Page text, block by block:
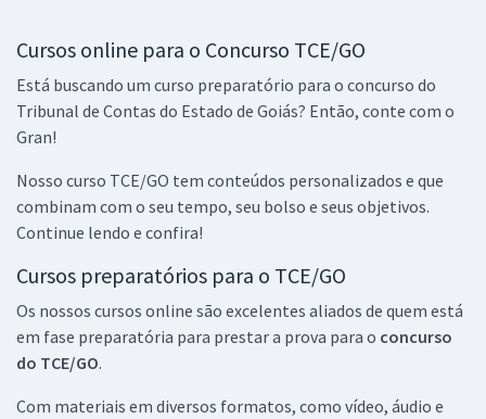
Cursos online para o Concurso TCE/GO
Está buscando um curso preparatório para o concurso do
Tribunal de Contas do Estado de Goiás? Então, conte com o
Gran!
Nosso curso TCE/GO tem conteúdos personalizados e que
combinam com o seu tempo, seu bolso e seus objetivos.
Continue lendo e confira!
Cursos preparatórios para o TCE/GO
Os nossos cursos online são excelentes aliados de quem está
em fase preparatória para prestar a prova para o concurso
do TCE/GO.
Com materiais em diversos formatos, como vídeo, áudio e